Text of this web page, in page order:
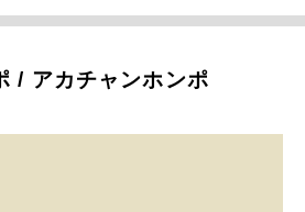
/ アカチャンホンポ